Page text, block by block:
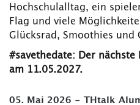
Hochschulalltag, ein
Flag und viele
Glücksrad, Smoothies und
#savethedate: Der
am 11.05.2027.
05. Mai 2026 - THtalk